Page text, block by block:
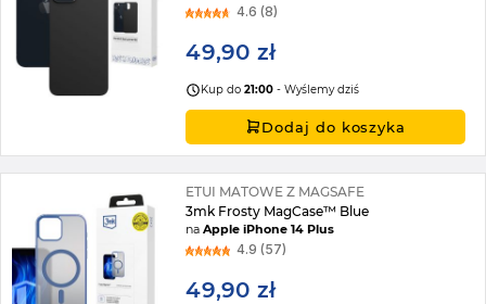
4.6 (8)
49,90 zł
Kup do21:00 - Wyślemy dziś
Dodaj do koszyka
ETUI MATOWE Z MAGSAFE
3mk Frosty MagCase™ Blue
naApple iPhone 14 Plus
4.9 (57)
49,90 zł